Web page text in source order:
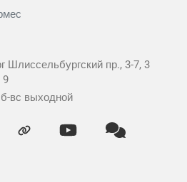
Шлиссельбургский пр., 3-7, 3
9
вс выходной